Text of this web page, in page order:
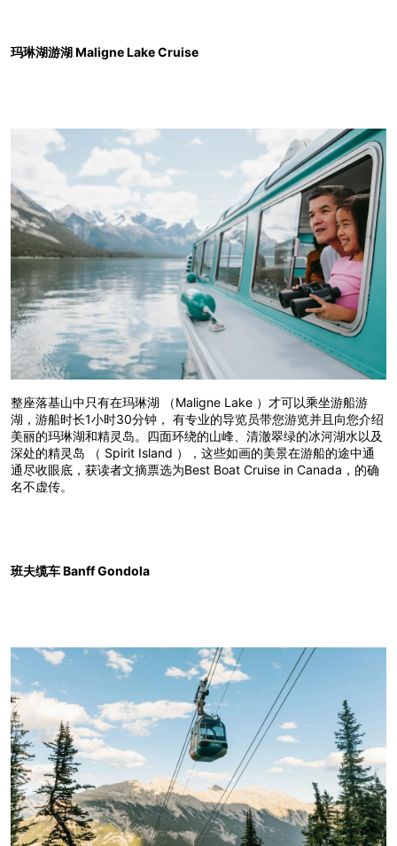
玛琳湖游湖 Maligne Lake Cruise
整座落基山中只有在玛琳湖 （Maligne Lake ）才可以乘坐游船游
湖，游船时长1小时30分钟， 有专业的导览员带您游览并且向您介绍
美丽的玛琳湖和精灵岛。四面环绕的山峰、清澈翠绿的冰河湖水以及
深处的精灵岛 （ Spirit Island ），这些如画的美景在游船的途中通
通尽收眼底，获读者文摘票选为Best Boat Cruise in Canada，的确
名不虚传。
班夫缆车 Banff Gondola